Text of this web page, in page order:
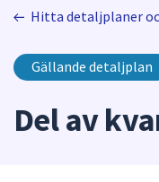
Hitta detaljplaner
Gällande detaljplan
Del av